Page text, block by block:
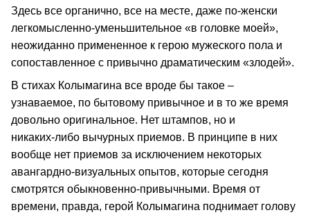
Здесь все органично, все на месте, даже по‑женски
легкомысленно‑уменьшительное «в головке моей»,
неожиданно примененное к герою мужеского пола и
сопоставленное с привычно драматическим «злодей».
В стихах Колымагина все вроде бы такое –
узнаваемое, по бытовому привычное и в то же время
довольно оригинальное. Нет штампов, но и
никаких‑либо вычурных приемов. В принципе в них
вообще нет приемов за исключением некоторых
авангардно‑визуальных опытов, которые сегодня
смотрятся обыкновенно‑привычными. Время от
времени, правда, герой Колымагина поднимает голову